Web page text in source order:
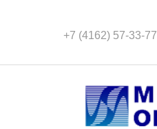
+7 (4162) 57-33-77